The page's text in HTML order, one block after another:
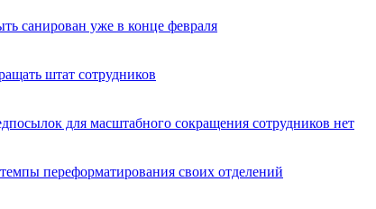
санирован уже в конце февраля
штат сотрудников
для масштабного сокращения сотрудников нет
переформатирования своих отделений